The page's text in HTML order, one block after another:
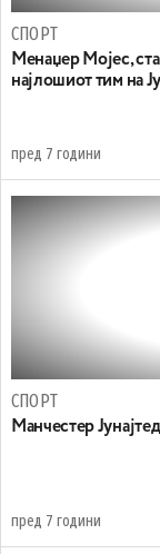
СПОРТ
Менаџер Мојес,
најлошиот тим на
пред 7 години
СПОРТ
Манчестер
пред 7 години